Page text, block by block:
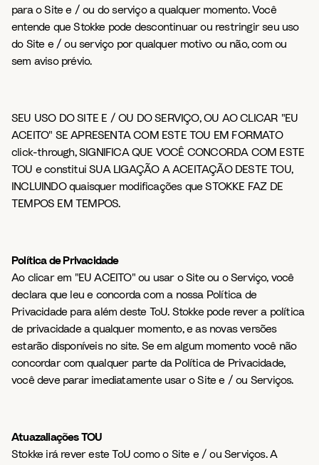
para o Site e / ou do serviço a qualquer momento. Você
entende que Stokke pode descontinuar ou restringir seu uso
do Site e / ou serviço por qualquer motivo ou não, com ou
sem aviso prévio.
SEU USO DO SITE E / OU DO SERVIÇO, OU AO CLICAR "EU
ACEITO" SE APRESENTA COM ESTE TOU EM FORMATO
click-through, SIGNIFICA QUE VOCÊ CONCORDA COM ESTE
TOU e constitui SUA LIGAÇÃO A ACEITAÇÃO DESTE TOU,
INCLUINDO quaisquer modificações que STOKKE FAZ DE
TEMPOS EM TEMPOS.
Política de Privacidade
Ao clicar em "EU ACEITO" ou usar o Site ou o Serviço, você
declara que leu e concorda com a nossa Política de
Privacidade para além deste ToU. Stokke pode rever a política
de privacidade a qualquer momento, e as novas versões
estarão disponíveis no site. Se em algum momento você não
concordar com qualquer parte da Política de Privacidade,
você deve parar imediatamente usar o Site e / ou Serviços.
Atuazaliações TOU
Stokke irá rever este ToU como o Site e / ou Serviços. A